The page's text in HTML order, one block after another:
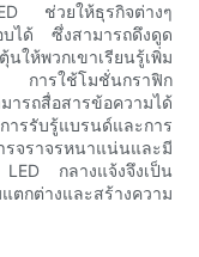
ช่วยให้ธุรกิจต่างๆ
บได้ ซึ่งสามารถดึงดูด
ห้พวกเขาเรียนรู้เพิ่ม
ารใช้โมชั่นกราฟิก
ารถสื่อสารข้อความได้
รรับรู้แบรนด์และการ
จราจรหนาแน่นและมี
กลางแจ้งจึงเป็น
กต่างและสร้างความ